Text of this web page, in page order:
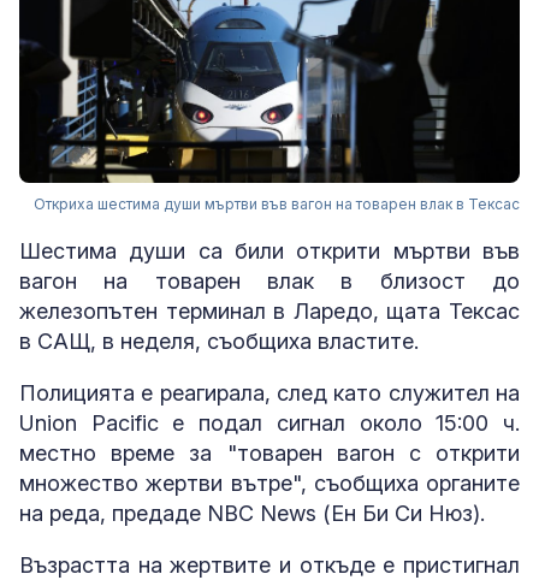
Откриха шестима души мъртви във вагон на товарен влак в Тексас
Шестима души са били открити мъртви във
вагон на товарен влак в близост до
железопътен терминал в Ларедо, щата Тексас
в САЩ, в неделя, съобщиха властите.
Полицията е реагирала, след като служител на
Union Pacific е подал сигнал около 15:00 ч.
местно време за "товарен вагон с открити
множество жертви вътре", съобщиха органите
на реда, предаде NBC News (Ен Би Си Нюз).
Възрастта на жертвите и откъде е пристигнал